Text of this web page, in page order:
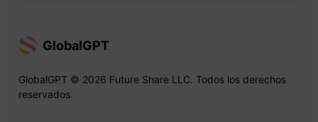
GlobalGPT
GlobalGPT © 2026 Future Share LLC. Todos los derechos
reservados.